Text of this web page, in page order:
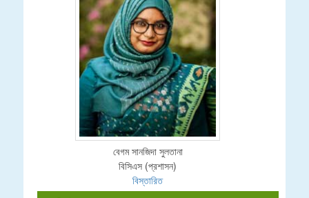
বেগম সানজিদা সুলতানা
বিসিএস (প্রশাসন)
বিস্তারিত